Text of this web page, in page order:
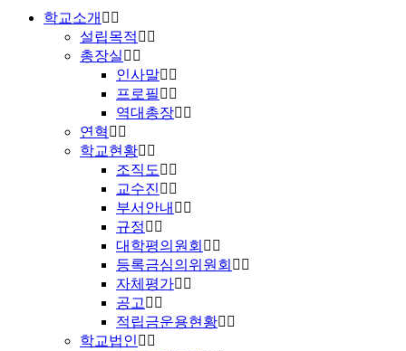
학교소개
설립목적
총장실
인사말
프로필
역대총장
연혁
학교현황
조직도
교수진
부서안내
규정
대학평의원회
등록금심의위원회
자체평가
공고
적립금운용현황
학교법인